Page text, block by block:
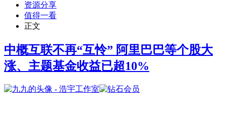
资源分享
值得一看
正文
中概互联不再“互怜” 阿里巴巴等个股大
涨、主题基金收益已超10%